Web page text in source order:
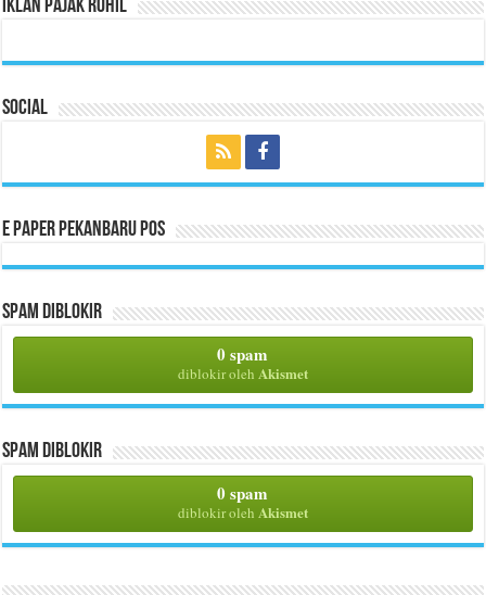
Iklan Pajak Rohil
Social
E Paper Pekanbaru Pos
Spam Diblokir
0 spam
diblokir oleh Akismet
Spam Diblokir
0 spam
diblokir oleh Akismet